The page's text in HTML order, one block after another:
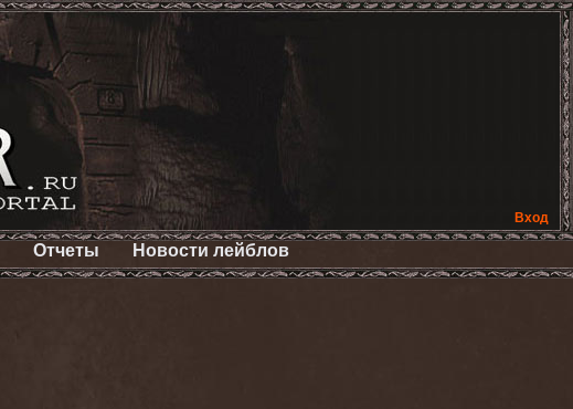
Вход
Отчеты Новости лейблов